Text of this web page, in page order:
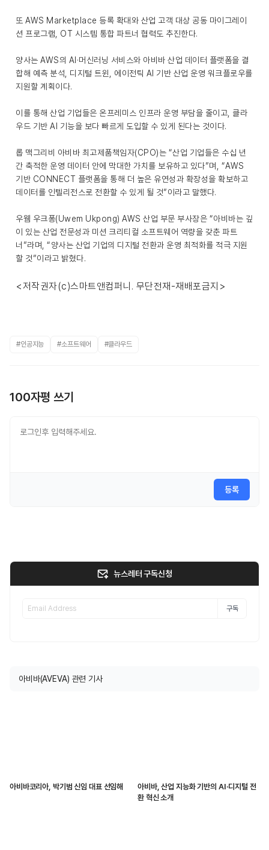
또 AWS Marketplace 등록 확대와 산업 고객 대상 공동 마이그레이
션 프로그램, OT 시스템 통합 파트너 협력도 추진한다.
양사는 AWS의 AI·머신러닝 서비스와 아비바 산업 데이터 플랫폼을 결
합해 예측 분석, 디지털 트윈, 에이전틱 AI 기반 산업 운영 워크플로우를
지원할 계획이다.
이를 통해 산업 기업들은 온프레미스 인프라 운영 부담을 줄이고, 클라
우드 기반 AI 기능을 보다 빠르게 도입할 수 있게 된다는 것이다.
롭 맥그리비 아비바 최고제품책임자(CPO)는 “산업 기업들은 수십 년
간 축적한 운영 데이터 안에 막대한 가치를 보유하고 있다”며, “AWS
기반 CONNECT 플랫폼을 통해 더 높은 유연성과 확장성을 확보하고
데이터를 인텔리전스로 전환할 수 있게 될 것”이라고 말했다.
우웸 우크퐁(Uwem Ukpong) AWS 산업 부문 부사장은 “아비바는 깊
이 있는 산업 전문성과 미션 크리티컬 소프트웨어 역량을 갖춘 파트
너”라며, “양사는 산업 기업의 디지털 전환과 운영 최적화를 적극 지원
할 것”이라고 밝혔다.
<저작권자(c)스마트앤컴퍼니. 무단전재-재배포금지>
#인공지능 #소프트웨어 #클라우드
100자평 쓰기
등록
뉴스레터 구독신청
구독
아비바(AVEVA) 관련 기사
아비바코리아, 박기범 신임 대표 선임해
아비바, 산업 지능화 기반의 AI·디지털 전
환 혁신 소개